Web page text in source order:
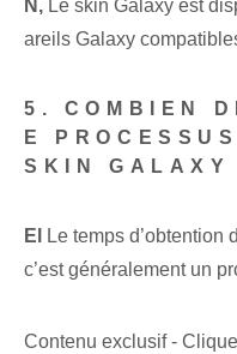
N, Le skin Galaxy est
areils Galaxy
5. COMBIEN
E
SKIN GALAXY
El
Le temps d’obtention
c’est généralement un
Contenu exclusif -